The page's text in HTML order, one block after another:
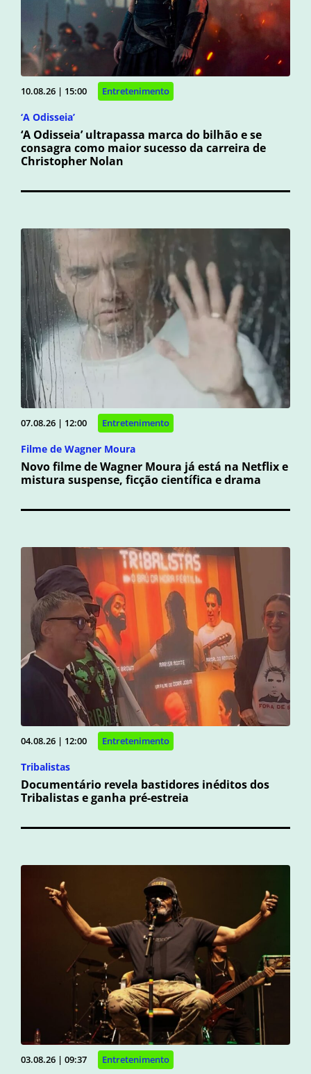
10.08.26 | 15:00 Entretenimento
‘A Odisseia’
‘A Odisseia’ ultrapassa marca do bilhão e se
consagra como maior sucesso da carreira de
Christopher Nolan
07.08.26 | 12:00 Entretenimento
Filme de Wagner Moura
Novo filme de Wagner Moura já está na Netflix e
mistura suspense, ficção científica e drama
04.08.26 | 12:00 Entretenimento
Tribalistas
Documentário revela bastidores inéditos dos
Tribalistas e ganha pré-estreia
03.08.26 | 09:37 Entretenimento